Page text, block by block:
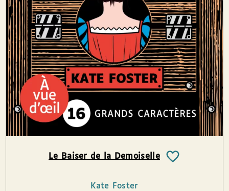
Le Baiser de la Demoiselle
Kate Foster